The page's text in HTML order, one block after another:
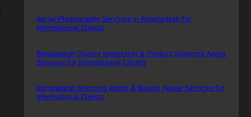
Aerial Photography Services in Bangladesh for
International Clients
Bangladesh Quality Inspection & Product Sourcing Agent
Services for International Clients
Bangladesh Sourcing Agent & Buying House Services for
International Clients